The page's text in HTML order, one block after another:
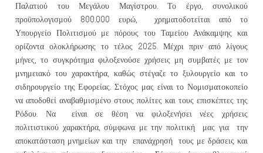
Παλατιού του Μεγάλου Μαγίστρου. Το έργο, συνολικού
προϋπολογισμού 800.000 ευρώ, χρηματοδοτείται από το
Υπουργείο Πολιτισμού με πόρους του Ταμείου Ανάκαμψης και
ορίζοντα ολοκλήρωσης το τέλος 2025. Μέχρι πριν από λίγους
μήνες, το συγκρότημα φιλοξενούσε χρήσεις μη συμβατές με τον
μνημειακό του χαρακτήρα, καθώς στέγαζε το ξυλουργείο και το
σιδηρουργείο της Εφορείας. Στόχος μας είναι το Νομισματοκοπείο
να αποδοθεί αναβαθμισμένο στους πολίτες και τους επισκέπτες της
Ρόδου. Να είναι σε θέση να φιλοξενήσει νέες χρήσεις
πολιτιστικού χαρακτήρα, σύμφωνα με την πολιτική μας για την
αποκατάσταση μνημείων και την επανάχρησή τους με δράσεις και